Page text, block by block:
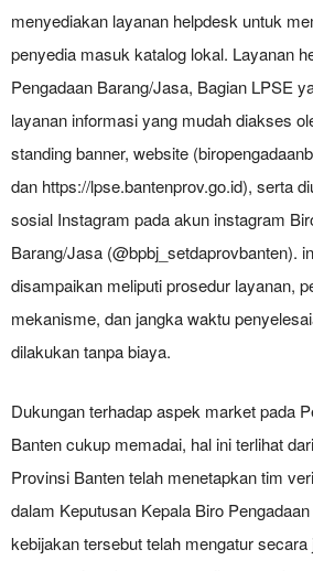
menyediakan layanan helpdesk untuk
penyedia masuk katalog lokal. Layanan
Pengadaan Barang/Jasa, Bagian LPSE
layanan informasi yang mudah diakses
standing banner, website
dan https://lpse.bantenprov.go.id), serta
sosial Instagram pada akun instagram
Barang/Jasa (@bpbj_setdaprovbanten).
disampaikan meliputi prosedur layanan,
mekanisme, dan jangka waktu
dilakukan tanpa biaya.
Dukungan terhadap aspek market pada
Banten cukup memadai, hal ini terlihat
Provinsi Banten telah menetapkan tim
dalam Keputusan Kepala Biro
kebijakan tersebut telah mengatur